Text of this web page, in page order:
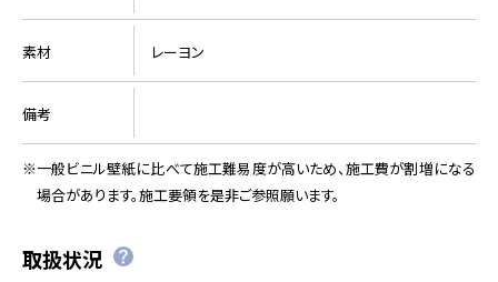
素材 レーヨン
備考
一般ビニル壁紙に比べて施工難易度が高いため、施工費が割増になる
場合があります。施工要領を是非ご参照願います。
取扱状況